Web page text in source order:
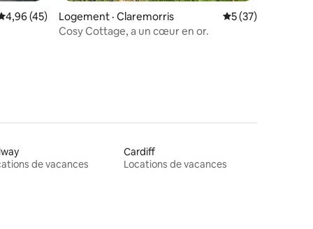
moyenne de 4,96 sur 5, 45 commentaires
4,96 (45) Logement · Claremorris Note moyenne de
5 (37)
Cosy Cottage, a un cœur en or.
de vacances
Cardiff
Locations de vacances